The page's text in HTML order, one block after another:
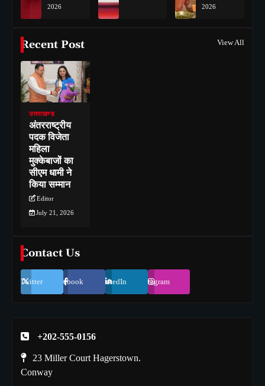
2026
2026
Recent Post View All
उत्तराखण्ड
अंतरराष्ट्रीय
पदक विजेता
महिला
मुक्केबाजों का
सीएम धामी ने
किया सम्मान
Editor
July 21, 2026
Contact Us
Twitter Facebook LinkedIn Instagram
+202-555-0156
23 Miller Court Hagerstown.
Conway